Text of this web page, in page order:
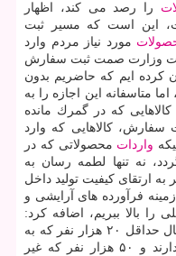
را رصد می كند، اظهار
این است كه مسیر ثبت
مورد نیاز مردم وارد
است وزارت صمت ثبت سفارش
كرده ایم كه حاضریم بدون
اما متاسفانه این اجازه را به
كه در گمرك مانده
كالاهایی كه وارد
واردات محصولاتی كه در
نه تنها لطمه رسان به
ارتقای كیفیت تولید داخل
فرآورده های آرایشی و
را بالا ببریم، اضافه كرد:
متاسفانه خود تحریمی، معیشت و اشتغال حداقل ۲۰ هزار نفر كه به
صورت مستقیم در این حوزه فعالیت دارند و ۵۰ هزار نفر كه غیر